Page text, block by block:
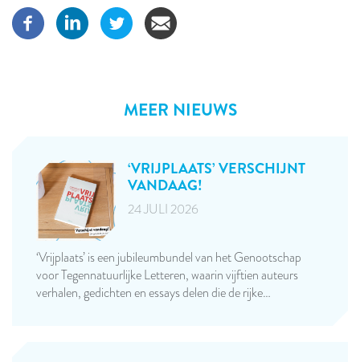
MEER NIEUWS
‘VRIJPLAATS’ VERSCHIJNT
VANDAAG!
24 JULI 2026
‘Vrijplaats’ is een jubileumbundel van het Genootschap
voor Tegennatuurlijke Letteren, waarin vijftien auteurs
verhalen, gedichten en essays delen die de rijke…